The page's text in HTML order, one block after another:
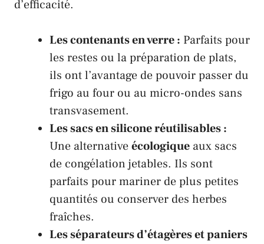
d’efficacité.
Les contenants en verre : Parfaits pour
les restes ou la préparation de plats,
ils ont l’avantage de pouvoir passer du
frigo au four ou au micro-ondes sans
transvasement.
Les sacs en silicone réutilisables :
Une alternativeécologique aux sacs
de congélation jetables. Ils sont
parfaits pour mariner de plus petites
quantités ou conserver des herbes
fraîches.
Les séparateurs d’étagères et paniers